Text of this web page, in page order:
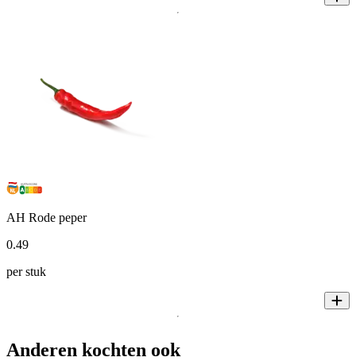
AH Rode peper
0.49
per stuk
Anderen kochten ook